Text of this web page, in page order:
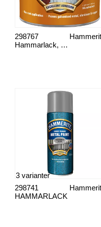
Hammarlack, metallgrund no 1
298767
HAMMARLACK
298741
3 varianter